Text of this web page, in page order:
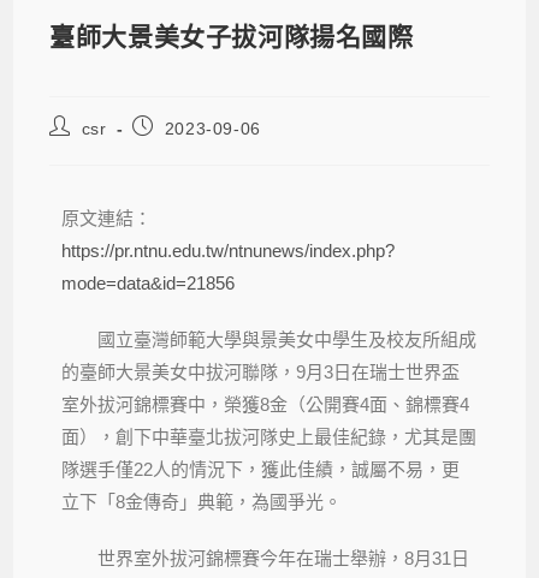
臺師大景美女子拔河隊揚名國際
csr 2023-09-06
原文連結：
https://pr.ntnu.edu.tw/ntnunews/index.php?
mode=data&id=21856
國立臺灣師範大學與景美女中學生及校友所組成
的臺師大景美女中拔河聯隊，9月3日在瑞士世界盃
室外拔河錦標賽中，榮獲8金（公開賽4面、錦標賽4
面），創下中華臺北拔河隊史上最佳紀錄，尤其是團
隊選手僅22人的情況下，獲此佳績，誠屬不易，更
立下「8金傳奇」典範，為國爭光。
世界室外拔河錦標賽今年在瑞士舉辦，8月31日